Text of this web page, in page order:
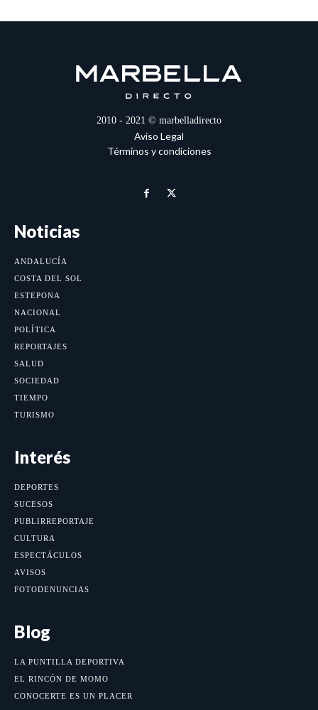
2010 - 2021 © marbelladirecto
Aviso Legal
Términos y condiciones
Noticias
ANDALUCÍA
COSTA DEL SOL
ESTEPONA
NACIONAL
POLÍTICA
REPORTAJES
SALUD
SOCIEDAD
TIEMPO
TURISMO
Interés
DEPORTES
SUCESOS
PUBLIRREPORTAJE
CULTURA
ESPECTÁCULOS
AVISOS
FOTODENUNCIAS
Blog
LA PUNTILLA DEPORTIVA
EL RINCÓN DE MOMO
CONOCERTE ES UN PLACER